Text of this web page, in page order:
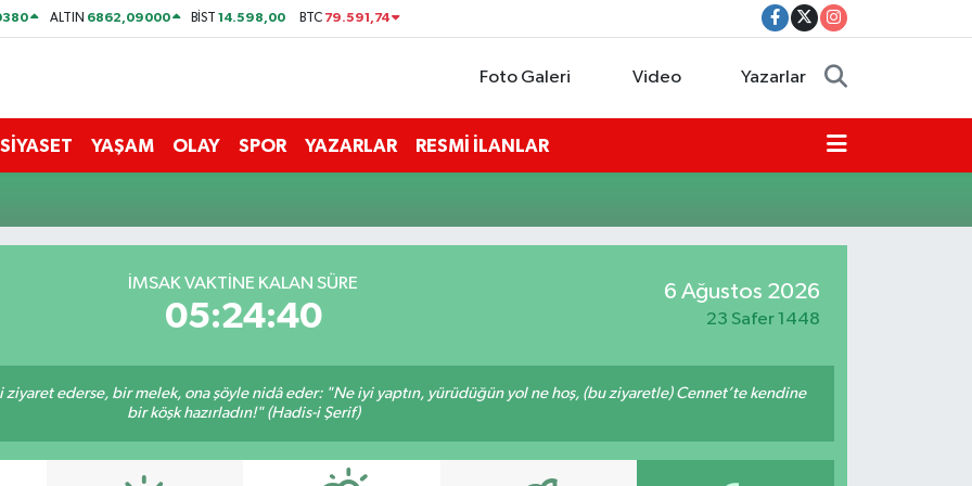
ALTIN 6862,09000 BİST14.598,00 BTC 79.591,74
Foto Galeri Video Yazarlar
SİYASET YAŞAM OLAY SPOR YAZARLAR RESMİ İLANLAR
İMSAK VAKTİNE KALAN SÜRE
05:24:39
6 Ağustos 2026
23 Safer 1448
ederse, bir melek, ona şöyle nidâ eder: "Ne iyi yaptın, yürüdüğün yol ne hoş, (bu ziyaretle) Cennet’te kendine
bir köşk hazırladın!" (Hadis-i Şerif)